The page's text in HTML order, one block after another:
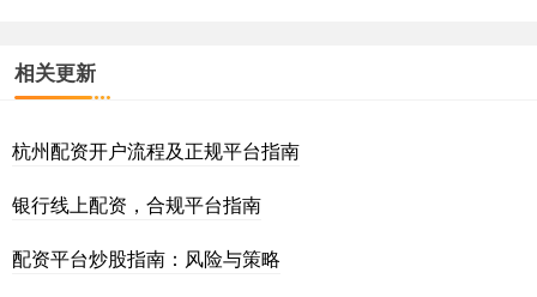
相关更新
杭州配资开户流程及正规平台指南
银行线上配资，合规平台指南
配资平台炒股指南：风险与策略